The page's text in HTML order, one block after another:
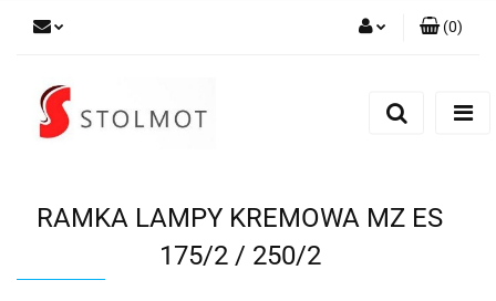
(0)
RAMKA LAMPY KREMOWA MZ ES
175/2 / 250/2